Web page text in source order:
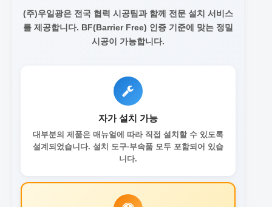
(주)우일광은 전국 협력 시공팀과 함께 전문 설치 서비스
를 제공합니다. BF(Barrier Free) 인증 기준에 맞는 정밀
시공이 가능합니다.
자가 설치 가능
대부분의 제품은 매뉴얼에 따라 직접 설치할 수 있도록
설계되었습니다. 설치 도구·부속품 모두 포함되어 있습
니다.